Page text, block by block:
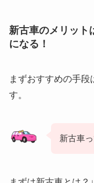
新古車のメリット
になる！
まずおすすめの手段
す。
新古車